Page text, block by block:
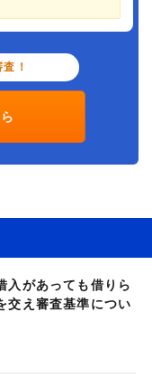
！
入があっても借りら
交え審査基準につい